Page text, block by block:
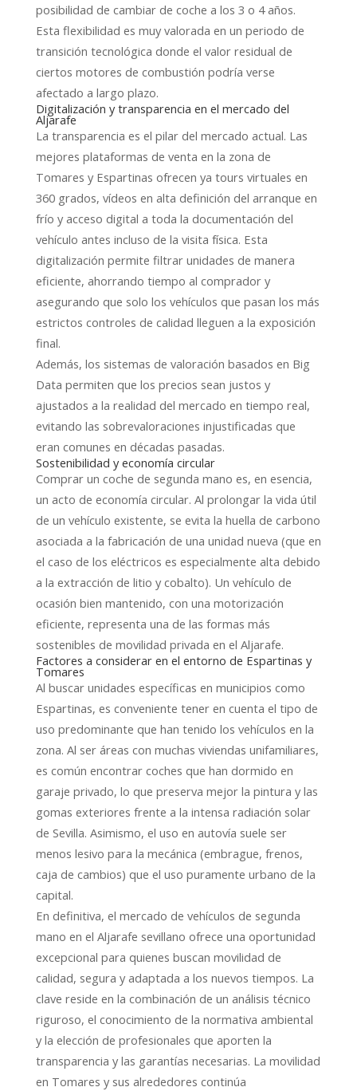
posibilidad de cambiar de coche a los 3 o 4 años.
Esta flexibilidad es muy valorada en un periodo de
transición tecnológica donde el valor residual de
ciertos motores de combustión podría verse
afectado a largo plazo.
Digitalización y transparencia en el mercado del
Aljarafe
La transparencia es el pilar del mercado actual. Las
mejores plataformas de venta en la zona de
Tomares y Espartinas ofrecen ya tours virtuales en
360 grados, vídeos en alta definición del arranque en
frío y acceso digital a toda la documentación del
vehículo antes incluso de la visita física. Esta
digitalización permite filtrar unidades de manera
eficiente, ahorrando tiempo al comprador y
asegurando que solo los vehículos que pasan los más
estrictos controles de calidad lleguen a la exposición
final.
Además, los sistemas de valoración basados en Big
Data permiten que los precios sean justos y
ajustados a la realidad del mercado en tiempo real,
evitando las sobrevaloraciones injustificadas que
eran comunes en décadas pasadas.
Sostenibilidad y economía circular
Comprar un coche de segunda mano es, en esencia,
un acto de economía circular. Al prolongar la vida útil
de un vehículo existente, se evita la huella de carbono
asociada a la fabricación de una unidad nueva (que en
el caso de los eléctricos es especialmente alta debido
a la extracción de litio y cobalto). Un vehículo de
ocasión bien mantenido, con una motorización
eficiente, representa una de las formas más
sostenibles de movilidad privada en el Aljarafe.
Factores a considerar en el entorno de Espartinas y
Tomares
Al buscar unidades específicas en municipios como
Espartinas, es conveniente tener en cuenta el tipo de
uso predominante que han tenido los vehículos en la
zona. Al ser áreas con muchas viviendas unifamiliares,
es común encontrar coches que han dormido en
garaje privado, lo que preserva mejor la pintura y las
gomas exteriores frente a la intensa radiación solar
de Sevilla. Asimismo, el uso en autovía suele ser
menos lesivo para la mecánica (embrague, frenos,
caja de cambios) que el uso puramente urbano de la
capital.
En definitiva, el mercado de vehículos de segunda
mano en el Aljarafe sevillano ofrece una oportunidad
excepcional para quienes buscan movilidad de
calidad, segura y adaptada a los nuevos tiempos. La
clave reside en la combinación de un análisis técnico
riguroso, el conocimiento de la normativa ambiental
y la elección de profesionales que aporten la
transparencia y las garantías necesarias. La movilidad
en Tomares y sus alrededores continúa